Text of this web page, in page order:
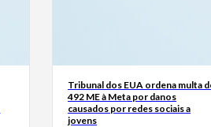
Tribunal dos EUA ordena multa
492 ME à Meta por danos
causados por redes sociais a
jovens